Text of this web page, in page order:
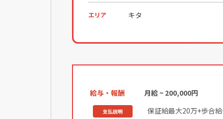
エリア キタ
給与・報酬 月給 ~ 200,000円
支払説明 保証給最大20万+歩合